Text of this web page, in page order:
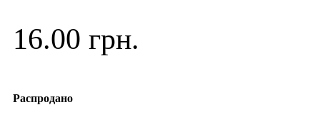
16.00 грн.
Распродано